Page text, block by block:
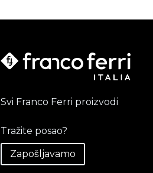
Svi Franco Ferri proizvodi
Tražite posao?
Zapošljavamo